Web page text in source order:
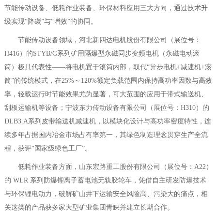
节能传动设备、低耗作业装备、环保材料应用三大方向，通过技术升
级实现“降碳”与“增效”的协同。
节能传动设备领域，河北新四达电机股份有限公司（展位号：
H416）的STYB/G系列矿用隔爆型永磁同步变频电机（永磁电动滚
筒）极具代表性——将电机置于滚筒内部，取代“异步电机+减速机+滚
筒”的传统模式，在25%～120%额定负载范围内保持高功率因数与高效
率，轻载运行时节能效果尤为显著，可大范围的应用于带式输送机、
刮板运输机等设备；宁波东力传动设备有限公司（展位号：H310）的
DLB3.A系列皮带输送机减速机，以模块化设计与高功率密度特性，连
续多年占据国内冶金市场占有率第一，其绿色制造理念贯穿生产全流
程，获评“国家级绿色工厂”。
低耗作业装备方面，山东宏路重工股份有限公司（展位号：A22）
的 WLR 系列防爆锂离子蓄电池无轨胶轮车，凭借自主研发防爆技术
与环保锂电动力，破解矿山井下运输安全风险高、污染大的痛点，相
关这类的产品获多家大型矿业集团青睐并建立长期合作。